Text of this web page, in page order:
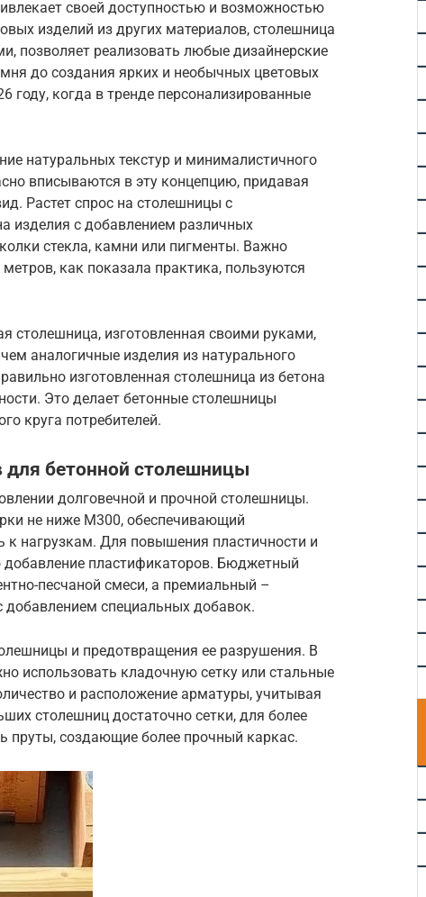
своей доступностью и возможностью
изделий из других материалов, столешница
позволяет реализовать любые дизайнерские
до создания ярких и необычных цветовых
году, когда в тренде персонализированные
натуральных текстур и минималистичного
вписываются в эту концепцию, придавая
Растет спрос на столешницы с
изделия с добавлением различных
стекла, камни или пигменты. Важно
как показала практика, пользуются
столешница, изготовленная своими руками,
аналогичные изделия из натурального
изготовленная столешница из бетона
Это делает бетонные столешницы
круга потребителей.
для бетонной столешницы
долговечной и прочной столешницы.
не ниже М300, обеспечивающий
к нагрузкам. Для повышения пластичности и
пластификаторов. Бюджетный
песчаной смеси, а премиальный –
добавлением специальных добавок.
и предотвращения ее разрушения. В
использовать кладочную сетку или стальные
и расположение арматуры, учитывая
столешниц достаточно сетки, для более
пруты, создающие более прочный каркас.